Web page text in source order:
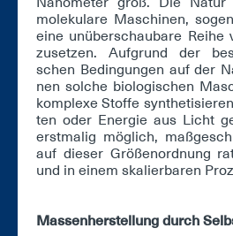
mo­le­ku­la­re Ma­schi­nen,
ei­ne un­über­schau­ba­re
zu­set­zen. Auf­grund der
schen Be­din­gun­gen auf der
nen sol­che bio­lo­gi­schen
kom­ple­xe Stof­fe
ten oder En­er­gie aus Licht
erst­ma­lig mög­lich,
auf die­ser Grö­ßen­ord­nung
und in ei­nem ska­lier­ba­ren
Mas­sen­her­stel­lung durch